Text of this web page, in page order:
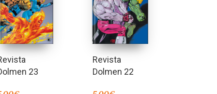
23
Revista
Dolmen 22